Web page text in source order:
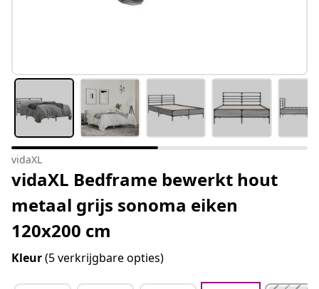
vidaXL
vidaXL Bedframe bewerkt hout
metaal grijs sonoma eiken
120x200 cm
Kleur(5 verkrijgbare opties)